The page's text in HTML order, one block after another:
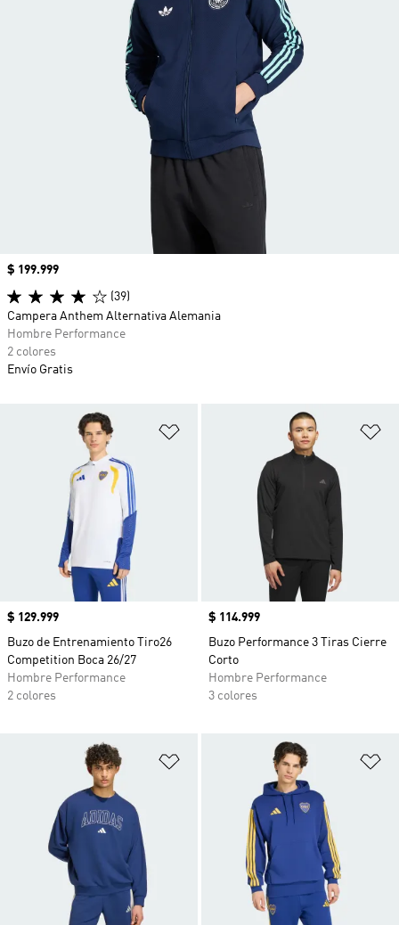
Añadir a la lista de deseos
Precio
$ 129.999
Buzo de Entrenamiento Tiro26
Competition Boca 26/27
Hombre Performance
2 colores
Precio
$ 114.999
Buzo Performance 3 Tiras Cierre
Corto
Hombre Performance
3 colores
Añadir a la lista de deseos
Precio
$ 199.999
(39)
Campera Anthem Alternativa Alemania
Hombre Performance
2 colores
Envío Gratis